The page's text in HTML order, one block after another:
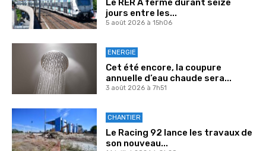
Le RER A fermé durant seize
jours entre les...
5 août 2026 à 15h06
ENERGIE
Cet été encore, la coupure
annuelle d’eau chaude sera...
3 août 2026 à 7h51
CHANTIER
Le Racing 92 lance les travaux de
son nouveau...